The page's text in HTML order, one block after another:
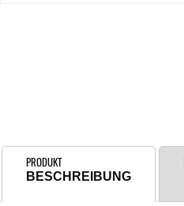
PRODUKT
BESCHREIBUNG